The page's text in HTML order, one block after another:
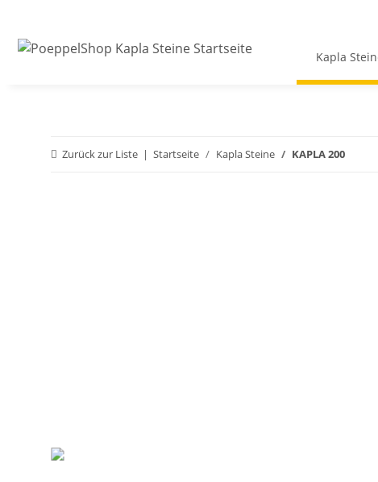
Kapla
Zurück zur Liste Startseite Kapla Steine KAPLA 200